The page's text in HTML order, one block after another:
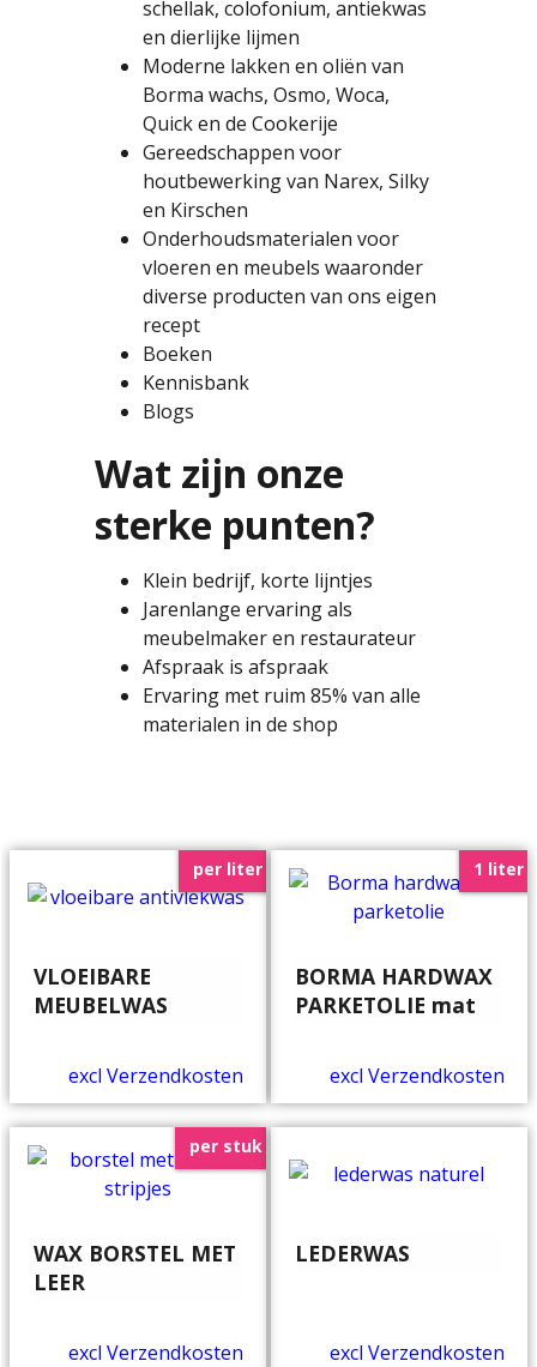
schellak, colofonium, antiekwas
en dierlijke lijmen
Moderne lakken en oliën van
Borma wachs, Osmo, Woca,
Quick en de Cookerije
Gereedschappen voor
houtbewerking van Narex, Silky
en Kirschen
Onderhoudsmaterialen voor
vloeren en meubels waaronder
diverse producten van ons eigen
recept
Boeken
Kennisbank
Blogs
Wat zijn onze
sterke punten?
Klein bedrijf, korte lijntjes
Jarenlange ervaring als
meubelmaker en restaurateur
Afspraak is afspraak
Ervaring met ruim 85% van alle
materialen in de shop
per liter
VLOEIBARE
MEUBELWAS
excl Verzendkosten
1 liter
BORMA HARDWAX
PARKETOLIE mat
excl Verzendkosten
per stuk
WAX BORSTEL MET
LEER
excl Verzendkosten
LEDERWAS
excl Verzendkosten